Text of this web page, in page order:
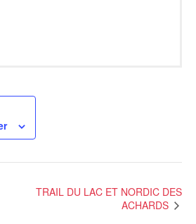
TRAIL DU LAC ET NORDIC DES
ACHARDS